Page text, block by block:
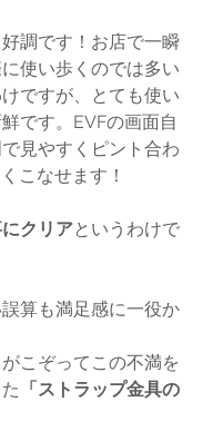
調です！お店で一瞬
使い歩くのでは多い
ですが、とても使い
です。EVFの画面自
見やすくピント合わ
こなせます！
クリアというわけで
算も満足感に一役か
こぞってこの不満を
「ストラップ金具の